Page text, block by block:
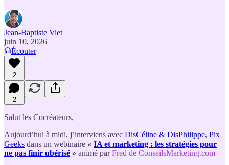
Jean-Baptiste Viet
juin 10, 2026
Écouter
2
2
Salut les Cocréateurs,
Aujourd’hui à midi, j’interviens avec DisCéline & DisPhilippe, Pix
Geeks dans un webinaire « IA et marketing : les stratégies pour
ne pas finir ubérisé » animé parFred de ConseilsMarketing.com